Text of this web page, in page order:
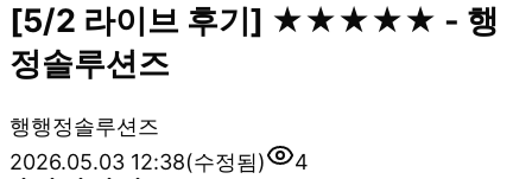
[5/2 라이브 후기] ★★★★★ - 행
정솔루션즈
행행정솔루션즈
2026.05.03 12:38(수정됨)
4